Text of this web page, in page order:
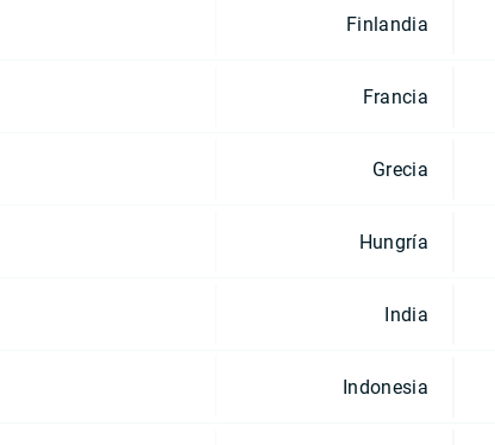
Finlandia
Francia
Grecia
Hungría
India
Indonesia